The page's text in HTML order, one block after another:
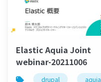
Elastic Aquia Joint
webinar-20211006
drupal aquia